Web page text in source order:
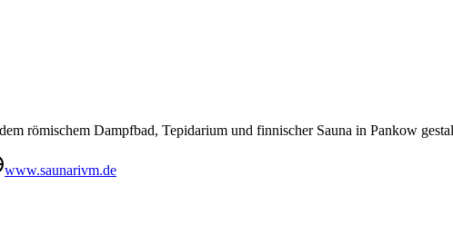
römischem Dampfbad, Tepidarium und finnischer Sauna in Pankow
www.saunarivm.de